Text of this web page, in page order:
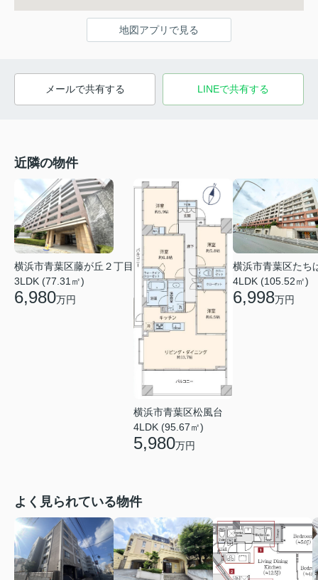
地図アプリで見る
メールで共有する LINEで共有する
近隣の物件
横浜市青葉区藤が丘２丁目
3LDK (77.31㎡)
6,980万円
横浜市青葉区松風台
4LDK (95.67㎡)
5,980万円
横浜市青葉区たち
4LDK (105.52㎡)
6,998万円
よく見られている物件